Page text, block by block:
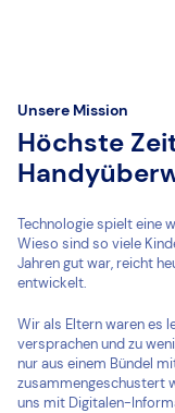
Unsere Mission
Höchste
Technologie spielt eine
Wieso sind so viele
Jahren gut war, reicht
entwickelt.
Wir als Eltern waren es
versprachen und zu
nur aus einem Bündel
zusammengeschustert
uns mit Digitalen-